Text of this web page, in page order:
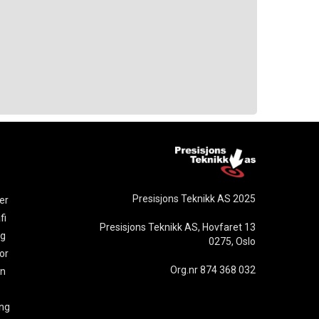
Presisjons Teknikk AS 2025
Presisjons Teknikk AS, Hovfaret 13
0275, Oslo
Org.nr 874 368 032